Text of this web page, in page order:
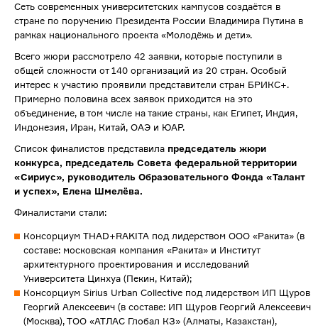
Сеть современных университетских кампусов создаётся в
стране по поручению Президента России Владимира Путина в
рамках национального проекта «Молодёжь и дети».
Всего жюри рассмотрело 42 заявки, которые поступили в
общей сложности от 140 организаций из 20 стран. Особый
интерес к участию проявили представители стран БРИКС+.
Примерно половина всех заявок приходится на это
объединение, в том числе на такие страны, как Египет, Индия,
Индонезия, Иран, Китай, ОАЭ и ЮАР.
Список финалистов представила председатель жюри
конкурса, председатель Совета федеральной территории
«Сириус», руководитель Образовательного Фонда «Талант
и успех», Елена Шмелёва.
Финалистами стали:
Консорциум THAD+RAKITA под лидерством ООО «Ракита» (в
составе: московская компания «Ракита» и Институт
архитектурного проектирования и исследований
Университета Цинхуа (Пекин, Китай);
Консорциум Sirius Urban Collective под лидерством ИП Щуров
Георгий Алексеевич (в составе: ИП Щуров Георгий Алексеевич
(Москва), ТОО «АТЛАС Глобал КЗ» (Алматы, Казахстан),